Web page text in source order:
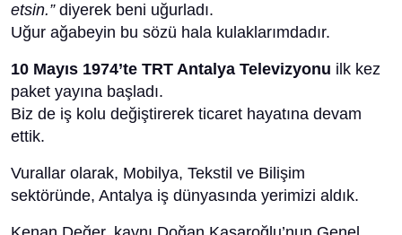
etsin.” diyerek beni uğurladı.
Uğur ağabeyin bu sözü hala kulaklarımdadır.
10 Mayıs 1974’te TRT Antalya Televizyonu ilk kez
paket yayına başladı.
Biz de iş kolu değiştirerek ticaret hayatına devam
ettik.
Vurallar olarak, Mobilya, Tekstil ve Bilişim
sektöründe, Antalya iş dünyasında yerimizi aldık.